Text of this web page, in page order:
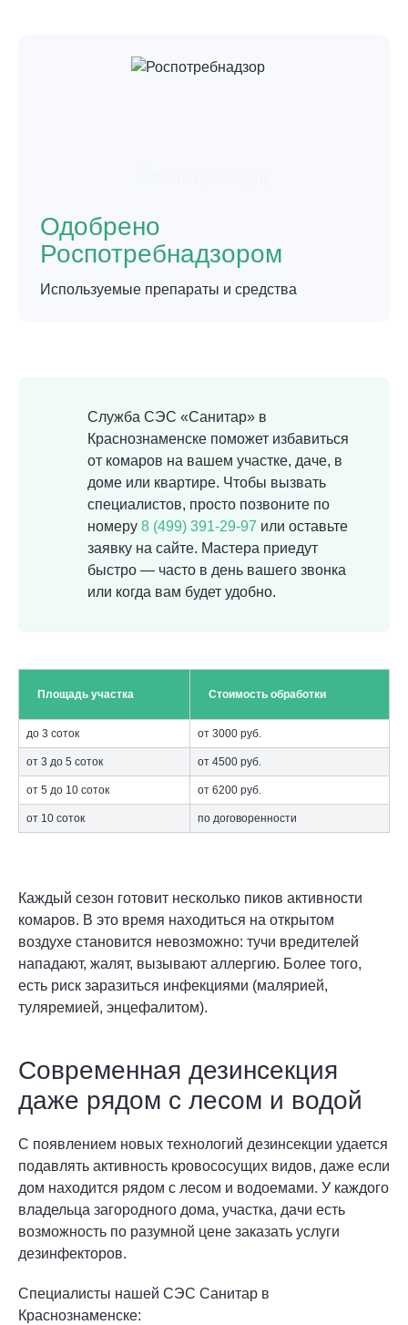
Одобрено
Роспотребнадзором
Используемые препараты и средства
Служба СЭС «Санитар» в
Краснознаменске поможет избавиться
от комаров на вашем участке, даче, в
доме или квартире. Чтобы вызвать
специалистов, просто позвоните по
номеру 8 (499) 391-29-97 или оставьте
заявку на сайте. Мастера приедут
быстро — часто в день вашего звонка
или когда вам будет удобно.
Площадь участка Стоимость обработки
до 3 соток от 3000 руб.
от 3 до 5 соток от 4500 руб.
от 5 до 10 соток от 6200 руб.
от 10 соток по договоренности
Каждый сезон готовит несколько пиков активности
комаров. В это время находиться на открытом
воздухе становится невозможно: тучи вредителей
нападают, жалят, вызывают аллергию. Более того,
есть риск заразиться инфекциями (малярией,
туляремией, энцефалитом).
Современная дезинсекция
даже рядом с лесом и водой
С появлением новых технологий дезинсекции удается
подавлять активность кровососущих видов, даже если
дом находится рядом с лесом и водоемами. У каждого
владельца загородного дома, участка, дачи есть
возможность по разумной цене заказать услуги
дезинфекторов.
Специалисты нашей СЭС Санитар в
Краснознаменске: